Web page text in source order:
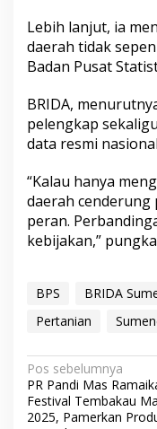
Lebih lanjut, ia
daerah tidak
Badan Pusat
BRIDA,
pelengkap
data resmi
“Kalau hanya
daerah cenderung
peran.
kebijakan,”
BPS BRIDA
Pertanian
N
a
Pos sebelumnya
PR Pandi Mas
Festival Tembakau
2025, Pamerkan